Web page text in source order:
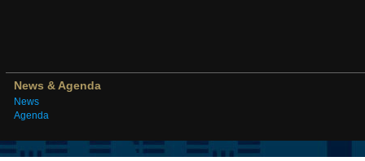
News & Agenda
News
Agenda